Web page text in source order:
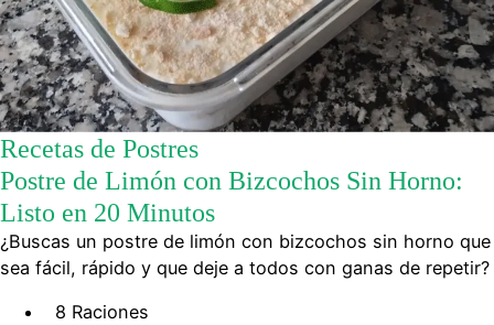
Recetas de Postres
Postre de Limón con Bizcochos Sin Horno:
Listo en 20 Minutos
¿Buscas un postre de limón con bizcochos sin horno que
sea fácil, rápido y que deje a todos con ganas de repetir?
8 Raciones